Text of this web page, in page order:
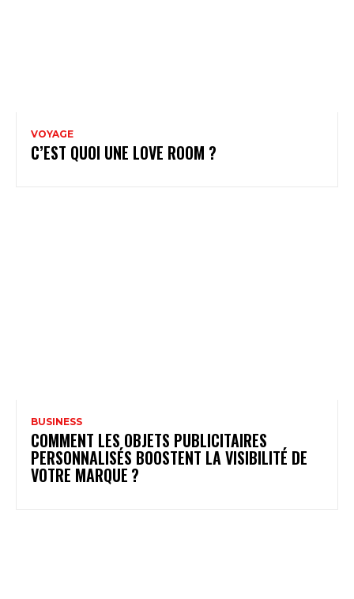
VOYAGE
C’EST QUOI UNE LOVE ROOM ?
BUSINESS
COMMENT LES OBJETS PUBLICITAIRES
PERSONNALISÉS BOOSTENT LA VISIBILITÉ DE
VOTRE MARQUE ?